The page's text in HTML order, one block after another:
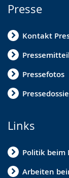
Presse
Kontakt
Pressefotos
Links
Politik beim
Arbeiten